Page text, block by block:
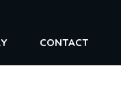
CONTACT